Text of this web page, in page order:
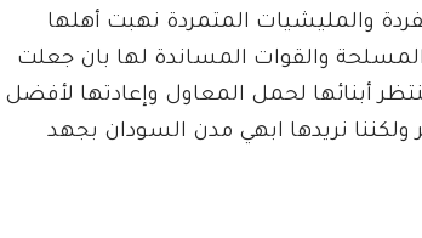
والمليشيات المتمردة نهبت أهلها
والقوات المساندة لها بان جعلت
أبنائها لحمل المعاول وإعادتها لأفضل
ولكننا نريدها ابهي مدن السودان بجهد